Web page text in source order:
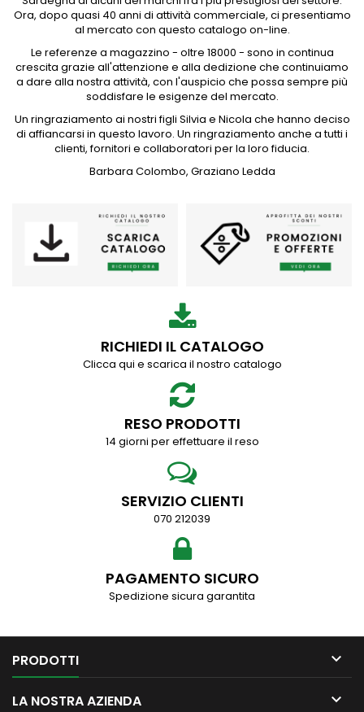
Ora, dopo quasi 40 anni di attività commerciale, ci presentiamo
al mercato con questo catalogo on-line.
Le referenze a magazzino - oltre 18000 - sono in continua
crescita grazie all'attenzione e alla dedizione che continuiamo
a dare alla nostra attività, con l'auspicio che possa sempre più
soddisfare le esigenze del mercato.
Un ringraziamento ai nostri figli Silvia e Nicola che hanno deciso
di affiancarsi in questo lavoro. Un ringraziamento anche a tutti i
clienti, fornitori e collaboratori per la loro fiducia.
Barbara Colombo, Graziano Ledda
RICHIEDI IL CATALOGO
Clicca qui e scarica il nostro catalogo
RESO PRODOTTI
14 giorni per effettuare il reso
SERVIZIO CLIENTI
070 212039
PAGAMENTO SICURO
Spedizione sicura garantita
PRODOTTI 
LA NOSTRA AZIENDA 